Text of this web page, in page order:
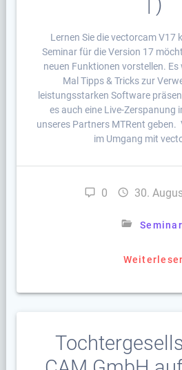
Lernen Sie die vectorcam V17
Seminar für die Version 17
neuen Funktionen vorstellen.
Mal Tipps & Tricks zur
leistungsstarken Software
es auch eine Live-Zerspanung
unseres Partners MTRent geben.
im Umgang mit
0 30.
Seminar